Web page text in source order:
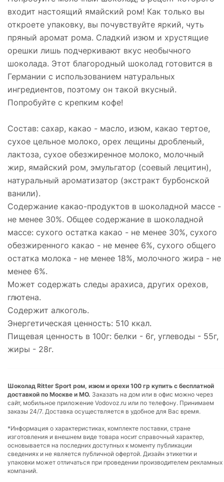
входит настоящий ямайский ром! Как только вы
откроете упаковку, вы почувствуйте яркий, чуть
пряный аромат рома. Сладкий изюм и хрустящие
орешки лишь подчеркивают вкус необычного
шоколада. Этот благородный шоколад готовится в
Германии с использованием натуральных
ингредиентов, поэтому он такой вкусный.
Попробуйте с крепким кофе!
Состав: сахар, какао - масло, изюм, какао тертое,
сухое цельное молоко, орех лещины дробленый,
лактоза, сухое обезжиренное молоко, молочный
жир, ямайский ром, эмульгатор (соевый лецитин),
натуральный ароматизатор (экстракт бурбонской
ванили).
Содержание какао-продуктов в шоколадной массе -
не менее 30%. Общее содержание в шоколадной
массе: сухого остатка какао - не менее 30%, сухого
обезжиренного какао - не менее 6%, сухого общего
остатка молока - не менее 18%, молочного жира - не
менее 6%.
Может содержать следы арахиса, других орехов,
глютена.
Содержит алкоголь.
Энергетическая ценность: 510 ккал.
Пищевая ценность в 100г: белки - 6г, углеводы - 55г,
жиры - 28г.
Шоколад Ritter Sport ром, изюм и орехи 100 гр купить с бесплатной
доставкой по Москве и МО. Заказать на дом или в офис можно через
сайт, мобильное приложение Vodovoz.ru или по телефону. Принимаем
заказы 24/7. Доставка осуществляется в удобное для Вас время.
*Информация о характеристиках, комплекте поставки, стране
изготовления и внешнем виде товара носит справочный характер,
основывается на последних доступных к моменту публикации
сведениях и не является публичной офертой. Дизайн этикетки и
упаковки может отличаться при проведении производителем рекламных
компаний.